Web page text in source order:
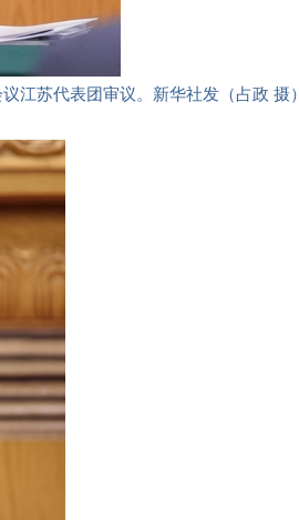
江苏代表团审议。新华社发（占政 摄）